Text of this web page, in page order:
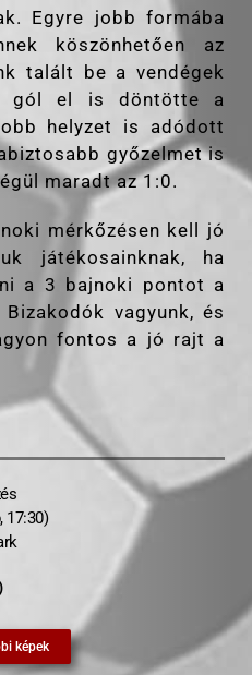
Egyre jobb formába
köszönhetően az
talált be a vendégek
gól el is döntötte a
helyzet is adódott
győzelmet is
maradt az 1:0.
mérkőzésen kell jó
játékosainknak, ha
a 3 bajnoki pontot a
vagyunk, és
fontos a jó rajt a
17:30)
képek